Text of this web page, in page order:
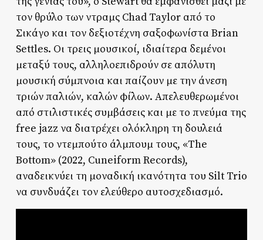
τον θρύλο των ντραμς Chad Taylor από το
Σικάγο και τον δεξιοτέχνη σαξοφωνίστα Brian
Settles. Οι τρεις μουσικοί, ιδιαίτερα δεμένοι
μεταξύ τους, αλληλοεπιδρούν σε απόλυτη
μουσική σύμπνοια και παίζουν με την άνεση
τριών παλιών, καλών φίλων. Απελευθερωμένοι
από στιλιστικές συμβάσεις και με το πνεύμα της
free jazz να διατρέχει ολόκληρη τη δουλειά
τους, το ντεμπούτο άλμπουμ τους, «The
Bottom» (2022, Cuneiform Records),
αναδεικνύει τη μοναδική ικανότητα του Silt Trio
να συνδυάζει τον ελεύθερο αυτοσχεδιασμό.